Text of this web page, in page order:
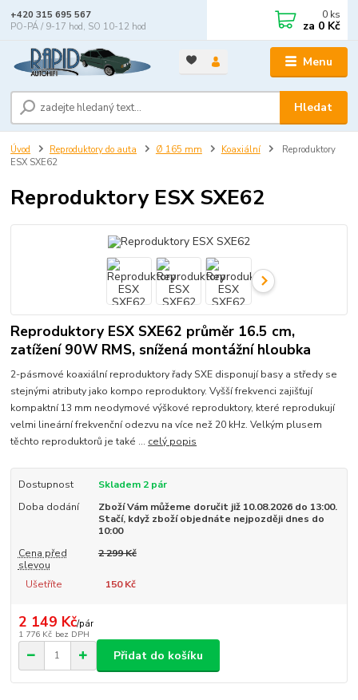
Menu
Hledat
+420 315 695 567
PO-PÁ / 9-17 hod, SO 10-12 hod
0 ks
za 0 Kč
Úvod Reproduktory do auta Ø 165 mm Koaxiální
Reproduktory
ESX SXE62
Reproduktory ESX SXE62
Reproduktory ESX SXE62 průměr 16.5 cm,
zatížení 90W RMS, snížená montážní hloubka
2-pásmové koaxiální reproduktory řady SXE disponují basy a středy se
stejnými atributy jako kompo reproduktory. Vyšší frekvenci zajišťují
kompaktní 13 mm neodymové výškové reproduktory, které reprodukují
velmi lineární frekvenční odezvu na více než 20 kHz. Velkým plusem
těchto reproduktorů je také ... celý popis
Dostupnost
Skladem 2 pár
Doba dodání
Zboží Vám můžeme doručit již 10.08.2026 do 13:00.
Stačí, když zboží objednáte nejpozději dnes do
10:00
Cena před
slevou
2 299 Kč
Ušetříte 150 Kč
2 149 Kč/pár
1 776 Kč bez DPH
Přidat do košíku